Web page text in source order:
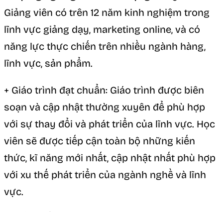
Giảng viên có trên 12 năm kinh nghiệm trong
lĩnh vực giảng dạy, marketing online, và có
năng lực thực chiến trên nhiều ngành hàng,
lĩnh vực, sản phẩm.
+ Giáo trình đạt chuẩn: Giáo trình được biên
soạn và cập nhật thường xuyên để phù hợp
với sự thay đổi và phát triển của lĩnh vực. Học
viên sẽ được tiếp cận toàn bộ những kiến
thức, kĩ năng mới nhất, cập nhật nhất phù hợp
với xu thế phát triển của ngành nghề và lĩnh
vực.